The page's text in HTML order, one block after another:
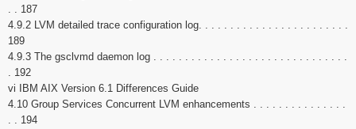
. . 187
4.9.2 LVM detailed trace configuration log. . . . . . . . . . . . . . . . . . . . . . . .
189
4.9.3 The gsclvmd daemon log . . . . . . . . . . . . . . . . . . . . . . . . . . . . . . .
. 192
vi IBM AIX Version 6.1 Differences Guide
4.10 Group Services Concurrent LVM enhancements . . . . . . . . . . . . . . .
. . 194